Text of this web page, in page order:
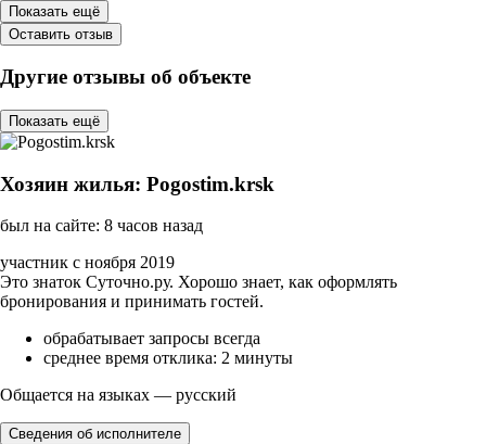
Показать ещё
Оставить отзыв
Другие отзывы об объекте
Показать ещё
Хозяин жилья: Pogostim.krsk
был на сайте: 8 часов назад
участник с ноября 2019
Это знаток Суточно.ру. Хорошо знает, как оформлять
бронирования и принимать гостей.
обрабатывает запросы всегда
среднее время отклика: 2 минуты
Общается на языках — русский
Сведения об исполнителе